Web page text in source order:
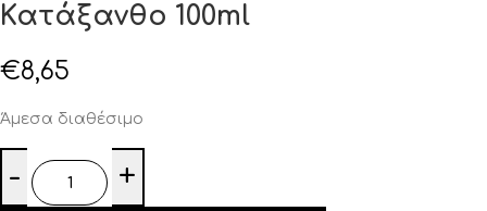
Κατάξανθο 100ml
€8,65
Άμεσα διαθέσιμο